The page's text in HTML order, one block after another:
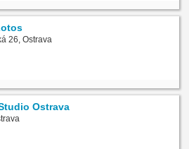
26, Ostrava
Ostrava